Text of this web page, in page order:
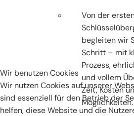
Von der
begleiten wir
Schritt – mit
Prozess,
und vollem
Zeit, Kosten
Möglichkeiten.
Wir benutzen Cookies
Wir nutzen Cookies auf unserer
sind essenziell für den Betrieb der
helfen, diese Website und die